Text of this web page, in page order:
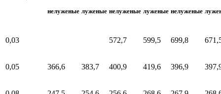
нелуженые луженые нелуженые луженые нелуженые
0,03 572,7 599,5 699,8
0,05 366,6 383,7 400,9 419,6 396,9